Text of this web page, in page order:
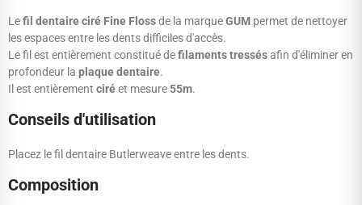
Lefil dentaire ciré Fine Flossde la marqueGUM permet de nettoyer
les espaces entre les dents difficiles d'accès.
Le fil est entièrement constitué defilamentstressésafin d'éliminer en
profondeur la plaquedentaire.
Il est entièrement ciréet mesure55m.
Conseils d'utilisation
Placez le fil dentaire Butlerweave entre les dents.
Composition